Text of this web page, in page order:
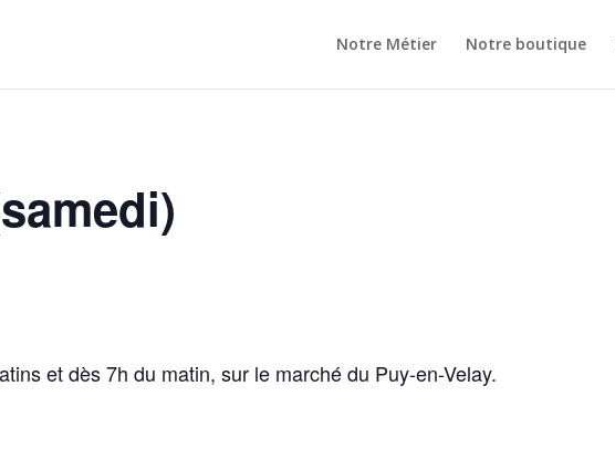
Notre Métier Notre boutique
et dès 7h du matin, sur le marché du Puy-en-Velay.